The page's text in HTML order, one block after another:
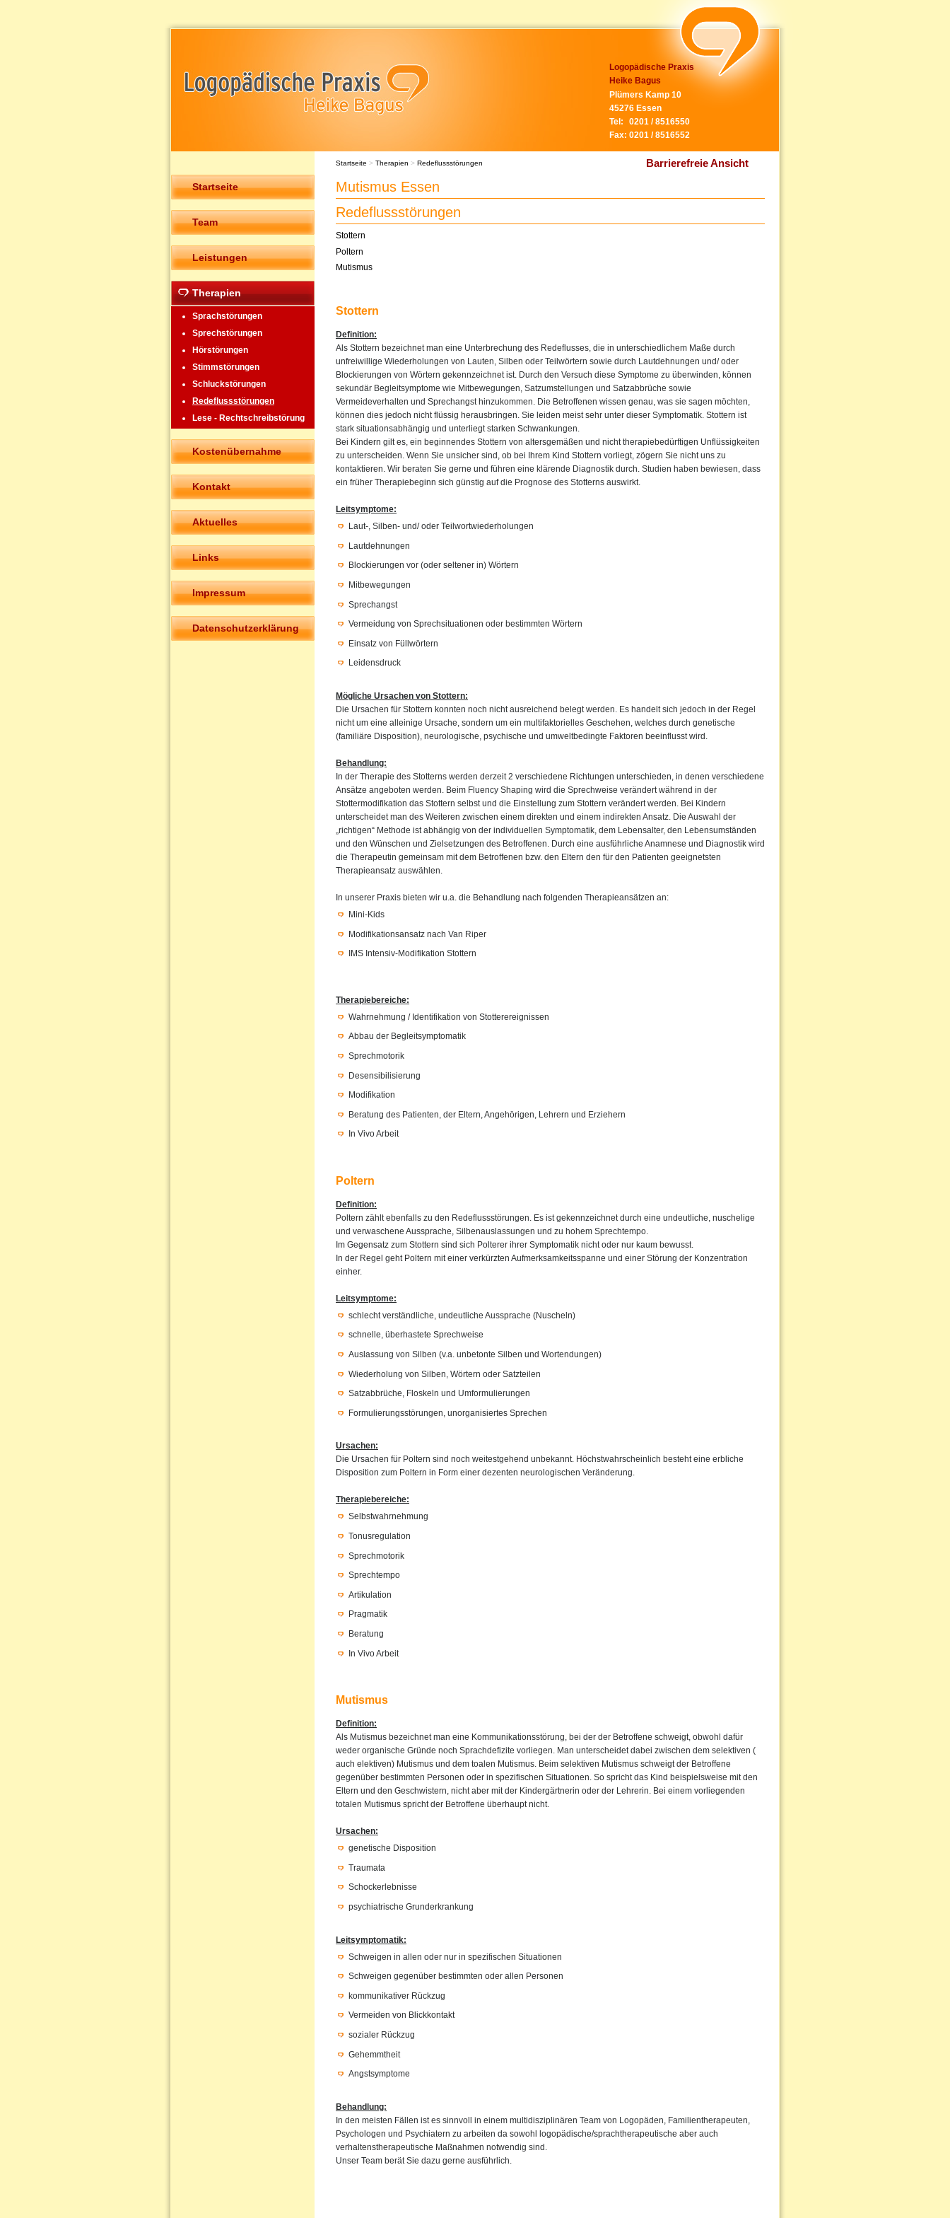
Logopädische Praxis
Heike Bagus
Plümers Kamp 10
45276 Essen
Tel:
0201 / 8516550
Fax: 0201 / 8516552
Barrierefreie Ansicht
Startseite
Team
Leistungen
Therapien
Sprachstörungen
Sprechstörungen
Hörstörungen
Stimmstörungen
Schluckstörungen
Redeflussstörungen
Lese - Rechtschreibstörung
Kostenübernahme
Kontakt
Aktuelles
Links
Impressum
Datenschutzerklärung
Startseite > Therapien > Redeflussstörungen
Mutismus Essen
Redeflussstörungen
Stottern
Poltern
Mutismus
Stottern
Definition:
Als Stottern bezeichnet man eine Unterbrechung des Redeflusses, die in unterschiedlichem Maße durch
unfreiwillige Wiederholungen von Lauten, Silben oder Teilwörtern sowie durch Lautdehnungen und/ oder
Blockierungen von Wörtern gekennzeichnet ist. Durch den Versuch diese Symptome zu überwinden, können
sekundär Begleitsymptome wie Mitbewegungen, Satzumstellungen und Satzabbrüche sowie
Vermeideverhalten und Sprechangst hinzukommen. Die Betroffenen wissen genau, was sie sagen möchten,
können dies jedoch nicht flüssig herausbringen. Sie leiden meist sehr unter dieser Symptomatik. Stottern ist
stark situationsabhängig und unterliegt starken Schwankungen.
Bei Kindern gilt es, ein beginnendes Stottern von altersgemäßen und nicht therapiebedürftigen Unflüssigkeiten
zu unterscheiden. Wenn Sie unsicher sind, ob bei Ihrem Kind Stottern vorliegt, zögern Sie nicht uns zu
kontaktieren. Wir beraten Sie gerne und führen eine klärende Diagnostik durch. Studien haben bewiesen, dass
ein früher Therapiebeginn sich günstig auf die Prognose des Stotterns auswirkt.
Leitsymptome:
Laut-, Silben- und/ oder Teilwortwiederholungen
Lautdehnungen
Blockierungen vor (oder seltener in) Wörtern
Mitbewegungen
Sprechangst
Vermeidung von Sprechsituationen oder bestimmten Wörtern
Einsatz von Füllwörtern
Leidensdruck
Mögliche Ursachen von Stottern:
Die Ursachen für Stottern konnten noch nicht ausreichend belegt werden. Es handelt sich jedoch in der Regel
nicht um eine alleinige Ursache, sondern um ein multifaktorielles Geschehen, welches durch genetische
(familiäre Disposition), neurologische, psychische und umweltbedingte Faktoren beeinflusst wird.
Behandlung:
In der Therapie des Stotterns werden derzeit 2 verschiedene Richtungen unterschieden, in denen verschiedene
Ansätze angeboten werden. Beim Fluency Shaping wird die Sprechweise verändert während in der
Stottermodifikation das Stottern selbst und die Einstellung zum Stottern verändert werden. Bei Kindern
unterscheidet man des Weiteren zwischen einem direkten und einem indirekten Ansatz. Die Auswahl der
„richtigen“ Methode ist abhängig von der individuellen Symptomatik, dem Lebensalter, den Lebensumständen
und den Wünschen und Zielsetzungen des Betroffenen. Durch eine ausführliche Anamnese und Diagnostik wird
die Therapeutin gemeinsam mit dem Betroffenen bzw. den Eltern den für den Patienten geeignetsten
Therapieansatz auswählen.
In unserer Praxis bieten wir u.a. die Behandlung nach folgenden Therapieansätzen an:
Mini-Kids
Modifikationsansatz nach Van Riper
IMS Intensiv-Modifikation Stottern
Therapiebereiche:
Wahrnehmung / Identifikation von Stotterereignissen
Abbau der Begleitsymptomatik
Sprechmotorik
Desensibilisierung
Modifikation
Beratung des Patienten, der Eltern, Angehörigen, Lehrern und Erziehern
In Vivo Arbeit
Poltern
Definition:
Poltern zählt ebenfalls zu den Redeflussstörungen. Es ist gekennzeichnet durch eine undeutliche, nuschelige
und verwaschene Aussprache, Silbenauslassungen und zu hohem Sprechtempo.
Im Gegensatz zum Stottern sind sich Polterer ihrer Symptomatik nicht oder nur kaum bewusst.
In der Regel geht Poltern mit einer verkürzten Aufmerksamkeitsspanne und einer Störung der Konzentration
einher.
Leitsymptome:
schlecht verständliche, undeutliche Aussprache (Nuscheln)
schnelle, überhastete Sprechweise
Auslassung von Silben (v.a. unbetonte Silben und Wortendungen)
Wiederholung von Silben, Wörtern oder Satzteilen
Satzabbrüche, Floskeln und Umformulierungen
Formulierungsstörungen, unorganisiertes Sprechen
Ursachen:
Die Ursachen für Poltern sind noch weitestgehend unbekannt. Höchstwahrscheinlich besteht eine erbliche
Disposition zum Poltern in Form einer dezenten neurologischen Veränderung.
Therapiebereiche:
Selbstwahrnehmung
Tonusregulation
Sprechmotorik
Sprechtempo
Artikulation
Pragmatik
Beratung
In Vivo Arbeit
Mutismus
Definition:
Als Mutismus bezeichnet man eine Kommunikationsstörung, bei der der Betroffene schweigt, obwohl dafür
weder organische Gründe noch Sprachdefizite vorliegen. Man unterscheidet dabei zwischen dem selektiven (
auch elektiven) Mutismus und dem toalen Mutismus. Beim selektiven Mutismus schweigt der Betroffene
gegenüber bestimmten Personen oder in spezifischen Situationen. So spricht das Kind beispielsweise mit den
Eltern und den Geschwistern, nicht aber mit der Kindergärtnerin oder der Lehrerin. Bei einem vorliegenden
totalen Mutismus spricht der Betroffene überhaupt nicht.
Ursachen:
genetische Disposition
Traumata
Schockerlebnisse
psychiatrische Grunderkrankung
Leitsymptomatik:
Schweigen in allen oder nur in spezifischen Situationen
Schweigen gegenüber bestimmten oder allen Personen
kommunikativer Rückzug
Vermeiden von Blickkontakt
sozialer Rückzug
Gehemmtheit
Angstsymptome
Behandlung:
In den meisten Fällen ist es sinnvoll in einem multidisziplinären Team von Logopäden, Familientherapeuten,
Psychologen und Psychiatern zu arbeiten da sowohl logopädische/sprachtherapeutische aber auch
verhaltenstherapeutische Maßnahmen notwendig sind.
Unser Team berät Sie dazu gerne ausführlich.